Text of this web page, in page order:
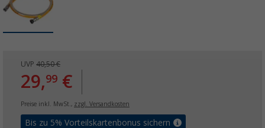
UVP 40,50 €
29,99 €
Preise inkl. MwSt., zzgl. Versandkosten
Bis zu 5% Vorteilskartenbonus sichern